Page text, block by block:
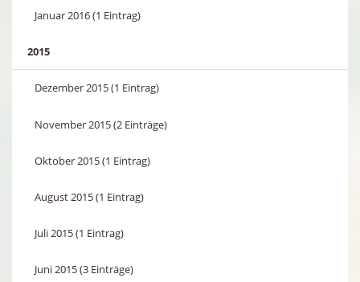
Januar 2016 (1 Eintrag)
2015
Dezember 2015 (1 Eintrag)
November 2015 (2 Einträge)
Oktober 2015 (1 Eintrag)
August 2015 (1 Eintrag)
Juli 2015 (1 Eintrag)
Juni 2015 (3 Einträge)